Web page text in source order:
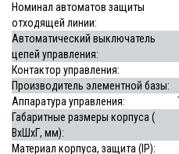
Номинал автоматов защиты
отходящей линии:
Автоматический выключатель
цепей управления:
Контактор управления:
Производитель элементной базы:
Аппаратура управления:
Габаритные размеры корпуса (
ВхШхГ, мм):
Материал корпуса, защита (IP):